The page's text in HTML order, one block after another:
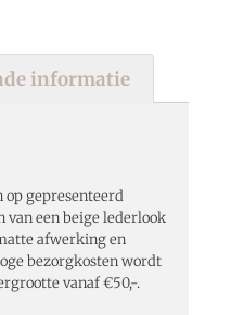
informatie
gepresenteerd
van een beige lederlook
afwerking en
bezorgkosten wordt
vanaf €50,-.